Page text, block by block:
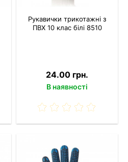
Рукавички трикотажні з
ПВХ 10 клас білі 8510
24.00 грн.
В наявності